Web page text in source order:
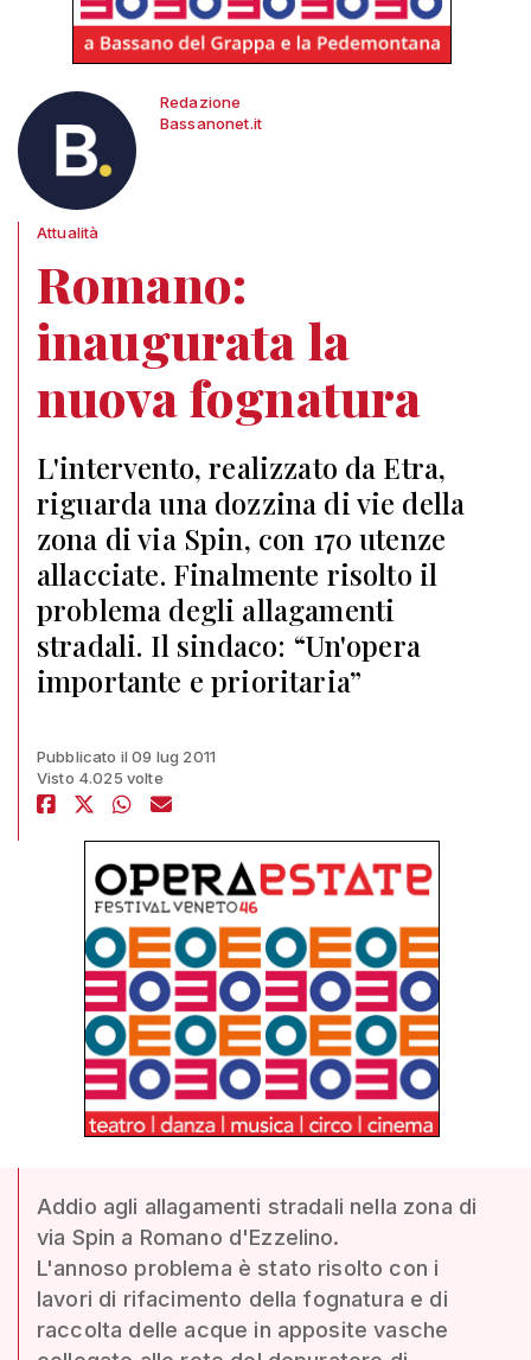
Redazione
Bassanonet.it
Attualità
Romano:
inaugurata la
nuova fognatura
L'intervento, realizzato da Etra,
riguarda una dozzina di vie della
zona di via Spin, con 170 utenze
allacciate. Finalmente risolto il
problema degli allagamenti
stradali. Il sindaco: “Un'opera
importante e prioritaria”
Pubblicato il 09 lug 2011
Visto 4.025 volte
Addio agli allagamenti stradali nella zona di
via Spin a Romano d'Ezzelino.
L'annoso problema è stato risolto con i
lavori di rifacimento della fognatura e di
raccolta delle acque in apposite vasche